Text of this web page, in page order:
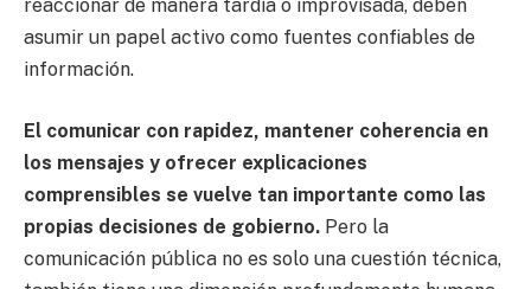
reaccionar de manera tardía o improvisada, deben
asumir un papel activo como fuentes confiables de
información.
El comunicar con rapidez, mantener coherencia en
los mensajes y ofrecer explicaciones
comprensibles se vuelve tan importante como las
propias decisiones de gobierno. Pero la
comunicación pública no es solo una cuestión técnica,